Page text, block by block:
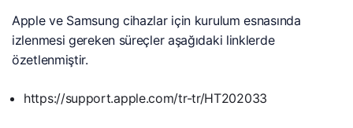
Apple ve Samsung cihazlar için kurulum esnasında
izlenmesi gereken süreçler aşağıdaki linklerde
özetlenmiştir.
https://support.apple.com/tr-tr/HT202033